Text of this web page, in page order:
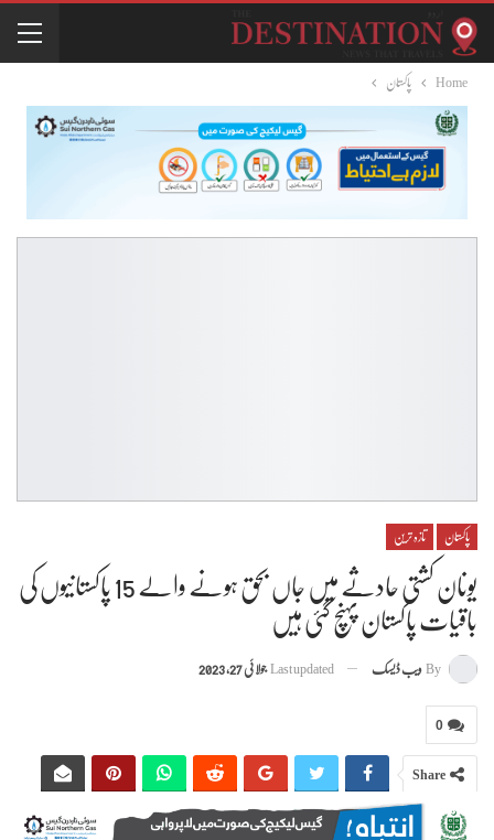
Home پاکستان
پاکستان تازہ ترین
یونان کشتی حادثے میں جاں بحق ہونے والے 15 پاکستانیوں کی
باقیات پاکستان پہنچ گئی ہیں
By ویب ڈیسک Last updated جولائی 27, 2023
0
Share